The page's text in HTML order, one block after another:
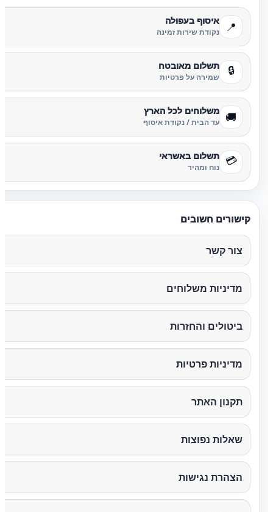
📍 איסוף בעפולה
נקודת שירות זמינה
🔒 תשלום מאובטח
שמירה על פרטיות
🚚 משלוחים לכל הארץ
עד הבית / נקודת איסוף
💳 תשלום באשראי
נוח ומהיר
קישורים חשובים
צור קשר
מדיניות משלוחים
ביטולים והחזרות
מדיניות פרטיות
תקנון האתר
שאלות נפוצות
הצהרת נגישות